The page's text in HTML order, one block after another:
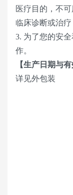
医疗目的，不
临床诊断或治疗
3. 为了您的安
作。
【生产日期与有
详见外包装